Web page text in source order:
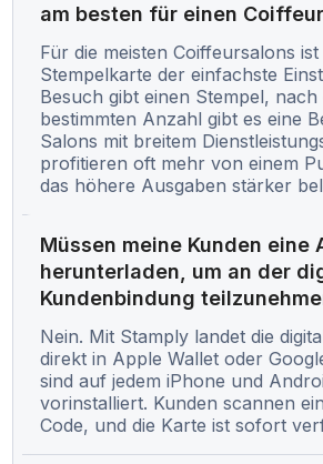
am besten für einen
Für die meisten Coiffeursalons ist
Stempelkarte der einfachste
Besuch gibt einen Stempel, nach
bestimmten Anzahl gibt es eine
Salons mit breitem
profitieren oft mehr von einem
das höhere Ausgaben stärker
Müssen meine Kunden eine
herunterladen, um an der
Kundenbindung
Nein. Mit Stamply landet die
direkt in Apple Wallet oder
sind auf jedem iPhone und
vorinstalliert. Kunden scannen
Code, und die Karte ist sofort